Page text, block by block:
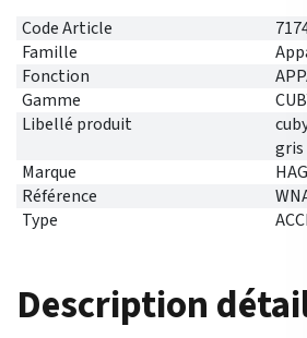
Code Article
Famille
Fonction
Gamme
Libellé produit
gris
Marque
Référence
Type
Description